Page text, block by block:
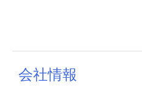
会社情報